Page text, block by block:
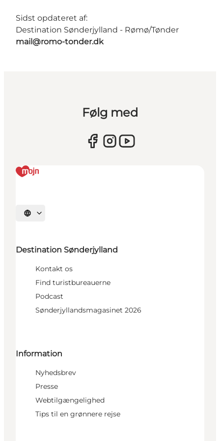
Sidst opdateret af:
Destination Sønderjylland - Rømø/Tønder
mail@romo-tonder.dk
Følg med
Vælg sprog
Destination Sønderjylland
Kontakt os
Find turistbureauerne
Podcast
Sønderjyllandsmagasinet 2026
Information
Nyhedsbrev
Presse
Webtilgængelighed
Tips til en grønnere rejse